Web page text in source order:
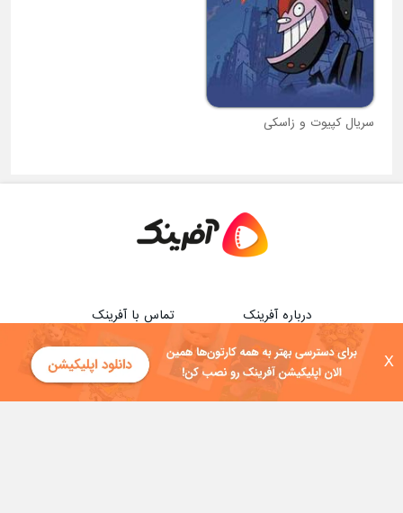
X
سریال کپیوت و زاسکی
درباره آفرینک تماس با آفرینک
قوانین و مقررات پرسش‌های متداول